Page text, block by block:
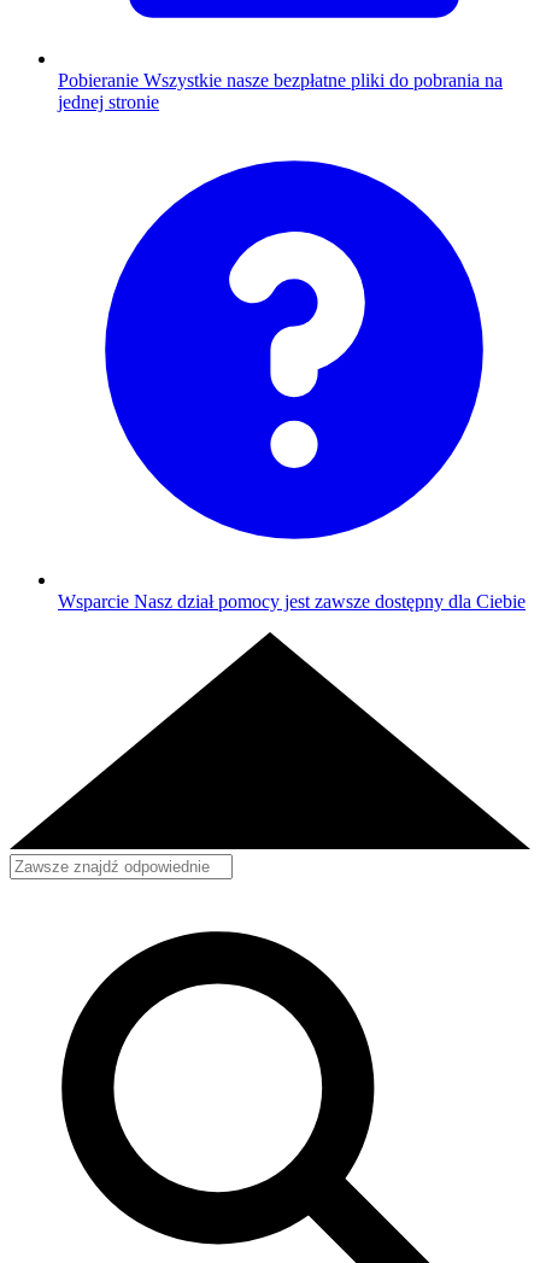
Pobieranie Wszystkie nasze bezpłatne pliki do pobrania na
jednej stronie
Wsparcie Nasz dział pomocy jest zawsze dostępny dla Ciebie